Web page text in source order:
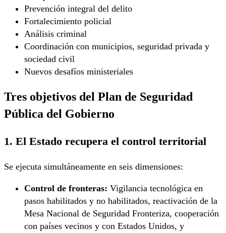
Prevención integral del delito
Fortalecimiento policial
Análisis criminal
Coordinación con municipios, seguridad privada y
sociedad civil
Nuevos desafíos ministeriales
Tres objetivos del Plan de Seguridad
Pública del Gobierno
1. El Estado recupera el control territorial
Se ejecuta simultáneamente en seis dimensiones:
Control de fronteras: Vigilancia tecnológica en
pasos habilitados y no habilitados, reactivación de la
Mesa Nacional de Seguridad Fronteriza, cooperación
con países vecinos y con Estados Unidos, y